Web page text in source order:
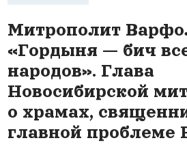
Митрополит
«Гордыня — бич
народов». Глава
Новосибирской
о храмах,
главной проблеме